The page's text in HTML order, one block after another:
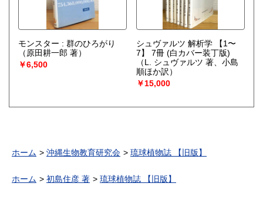
モンスター : 群のひろがり
（原田耕一郎 著）
￥6,500
シュヴァルツ 解析学 【1〜
7】 7冊 (白カバー装丁版)
（L. シュヴァルツ 著、小島
順ほか訳）
￥15,000
ホーム 沖縄生物教育研究会 琉球植物誌 【旧版】
ホーム 初島住彦 著 琉球植物誌 【旧版】